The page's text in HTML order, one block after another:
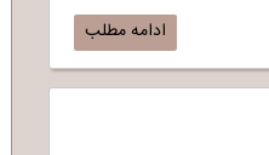
ادامه مطلب